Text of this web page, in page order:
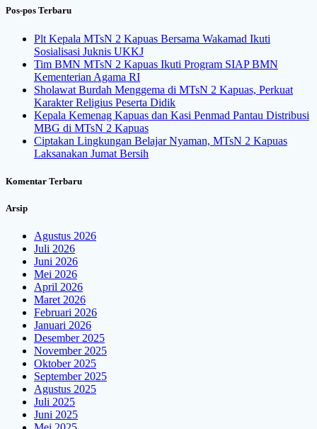
Pos-pos Terbaru
Plt Kepala MTsN 2 Kapuas Bersama Wakamad Ikuti
Sosialisasi Juknis UKKJ
Tim BMN MTsN 2 Kapuas Ikuti Program SIAP BMN
Kementerian Agama RI
Sholawat Burdah Menggema di MTsN 2 Kapuas, Perkuat
Karakter Religius Peserta Didik
Kepala Kemenag Kapuas dan Kasi Penmad Pantau Distribusi
MBG di MTsN 2 Kapuas
Ciptakan Lingkungan Belajar Nyaman, MTsN 2 Kapuas
Laksanakan Jumat Bersih
Komentar Terbaru
Arsip
Agustus 2026
Juli 2026
Juni 2026
Mei 2026
April 2026
Maret 2026
Februari 2026
Januari 2026
Desember 2025
November 2025
Oktober 2025
September 2025
Agustus 2025
Juli 2025
Juni 2025